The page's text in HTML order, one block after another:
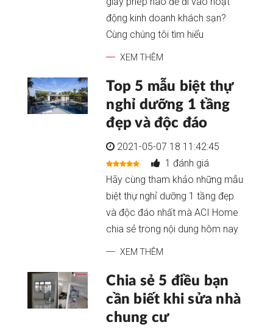
động kinh doanh khách sạn?
Cùng chúng tôi tìm hiểu
XEM THÊM
Top 5 mẫu biệt thự
nghỉ dưỡng 1 tầng
đẹp và độc đáo
2021-05-07 18 11:42:45
1 đánh giá
Hãy cùng tham khảo những mẫu
biệt thự nghỉ dưỡng 1 tầng đẹp
và độc đáo nhất mà ACI Home
chia sẻ trong nội dung hôm nay
XEM THÊM
Chia sẻ 5 điều bạn
cần biết khi sửa nhà
chung cư